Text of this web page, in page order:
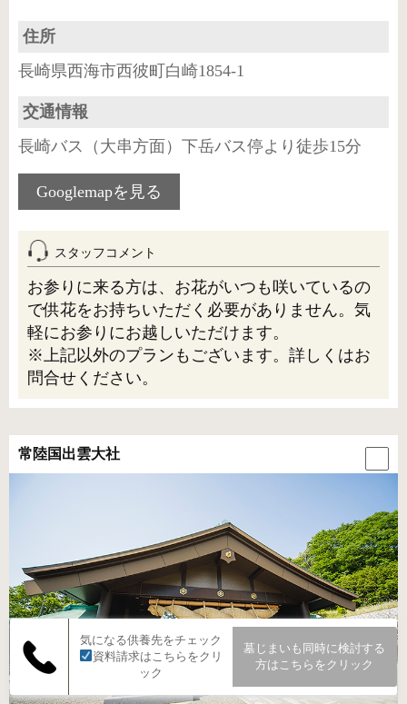
住所
長崎県西海市西彼町白崎1854-1
交通情報
長崎バス（大串方面）下岳バス停より徒歩15分
Googlemapを見る
スタッフコメント
お参りに来る方は、お花がいつも咲いているの
で供花をお持ちいただく必要がありません。気
軽にお参りにお越しいただけます。
※上記以外のプランもございます。詳しくはお
問合せください。
常陸国出雲大社
気になる供養先をチェック
資料請求はこちらをクリ
ック
墓じまいも同時に検討する
方は こちらをクリック